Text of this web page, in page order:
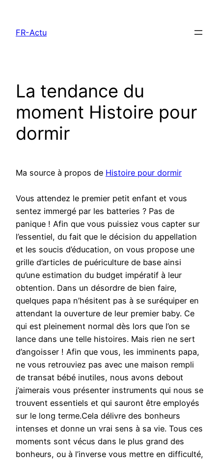
contenu
FR-Actu
La tendance du
moment Histoire pour
dormir
Ma source à propos de Histoire pour dormir
Vous attendez le premier petit enfant et vous
sentez immergé par les batteries ? Pas de
panique ! Afin que vous puissiez vous capter sur
l’essentiel, du fait que le décision du appellation
et les soucis d’éducation, on vous propose une
grille d’articles de puériculture de base ainsi
qu’une estimation du budget impératif à leur
obtention. Dans un désordre de bien faire,
quelques papa n’hésitent pas à se suréquiper en
attendant la ouverture de leur premier baby. Ce
qui est pleinement normal dès lors que l’on se
lance dans une telle histoires. Mais rien ne sert
d’angoisser ! Afin que vous, les imminents papa,
ne vous retrouviez pas avec une maison rempli
de transat bébé inutiles, nous avons debout
j’aimerais vous présenter instruments qui nous se
trouvent essentiels et qui sauront être employés
sur le long terme.Cela délivre des bonheurs
intenses et donne un vrai sens à sa vie. Tous ces
moments sont vécus dans le plus grand des
bonheurs, ou à l’inverse vous mettre en difficulté,